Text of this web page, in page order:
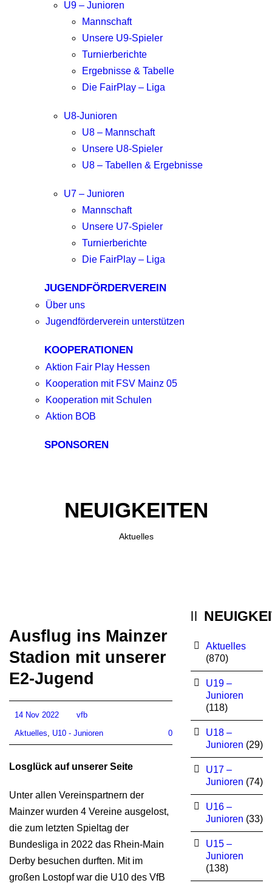
U9 – Junioren
Mannschaft
Unsere U9-Spieler
Turnierberichte
Ergebnisse & Tabelle
Die FairPlay – Liga
U8-Junioren
U8 – Mannschaft
Unsere U8-Spieler
U8 – Tabellen & Ergebnisse
U7 – Junioren
Mannschaft
Unsere U7-Spieler
Turnierberichte
Die FairPlay – Liga
JUGENDFÖRDERVEREIN
Über uns
Jugendförderverein unterstützen
KOOPERATIONEN
Aktion Fair Play Hessen
Kooperation mit FSV Mainz 05
Kooperation mit Schulen
Aktion BOB
SPONSOREN
NEUIGKEITEN
Aktuelles
Ausflug ins Mainzer
Stadion mit unserer
E2-Jugend
14 Nov 2022
vfb
Aktuelles, U10 - Junioren 0
Losglück auf unserer Seite
Unter allen Vereinspartnern der
Mainzer wurden 4 Vereine ausgelost,
die zum letzten Spieltag der
Bundesliga in 2022 das Rhein-Main
Derby besuchen durften. Mit im
großen Lostopf war die U10 des VfB
Aktuelles
(870)
U19 –
Junioren
(118)
U18 –
Junioren (29)
U17 –
Junioren (74)
U16 –
Junioren (33)
U15 –
Junioren
(138)